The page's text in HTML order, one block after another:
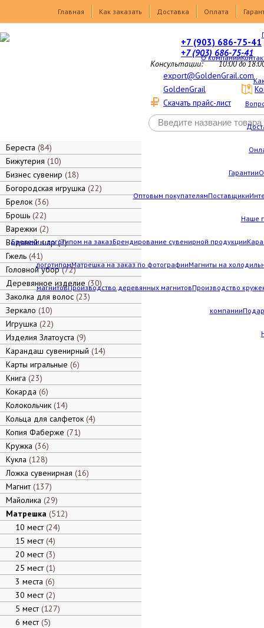
Главная
Как заказать Доставка Оплата
О компании
Гарантии
Оптовым покупателямПоставщики
Наше
Брелоки с логотипом на заказБрендирование сувенирной продукции
логотипомМатрешка на заказ по фотографииМагниты на
магнитовПроизводство деревянных магнитовПроизводство
компании
+7 (903) 686-75-41
+7 (903) 686-75-41
Консультации: 10:00 до
export@GoldenGrail.com
GoldenGrail
Скачать прайс-лист
Береста 84
Бижутерия 10
Бизнес сувенир 18
Богородская игрушка 22
Брелок 36
Брошь 22
Варежки 2
Водяной шар 7
Гжель 41
Головной убор 72
Деревянное изделие 30
Заколка для волос 23
Зеркало 10
Игрушка 22
Изделия Златоуста 9
Карандаш сувенирный 14
Карты игральные 6
Книга 23
Кокарда 6
Колокольчик 14
Кольца для салфеток 4
Копия Фаберже 71
Кружка 36
Кукла 128
Ложка сувенирная 16
Магнит 137
Майолика 29
Матрешка 512
10 мест 24
15 мест 4
20 мест 3
25 мест 1
3 места 6
30 мест 2
5 мест 127
6 мест 5